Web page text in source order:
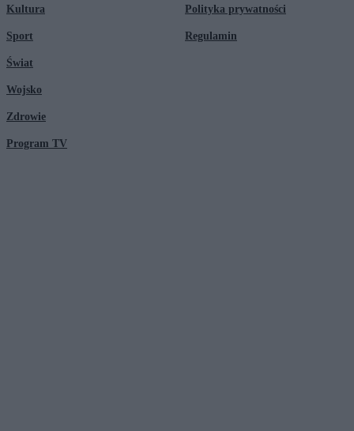
Kultura
Sport
Świat
Wojsko
Zdrowie
Program TV
Polityka prywatności
Regulamin